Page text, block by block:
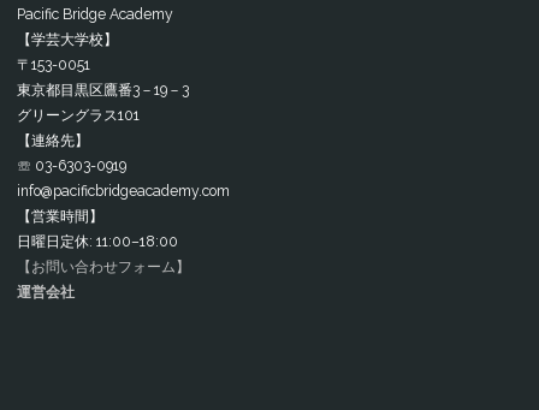
Pacific Bridge Academy
【学芸大学校】
〒153-0051
東京都目黒区鷹番3－19－3
グリーングラス101
【連絡先】
☏ 03-6303-0919
info@pacificbridgeacademy.com
【営業時間】
日曜日定休: 11:00–18:00
【お問い合わせフォーム】
運営会社